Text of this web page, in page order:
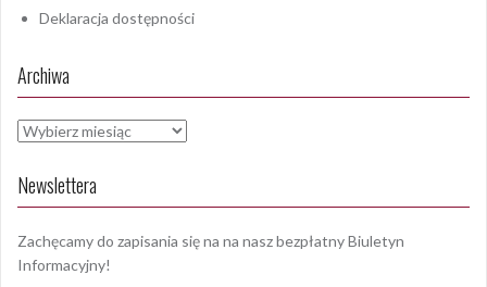
Deklaracja dostępności
Archiwa
Archiwa
Newslettera
Zachęcamy do zapisania się na na nasz bezpłatny Biuletyn
Informacyjny!